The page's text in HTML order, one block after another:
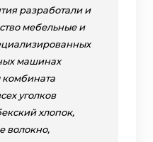
разработали и
мебельные и
машинах
комбината
уголков
хлопок,
волокно,